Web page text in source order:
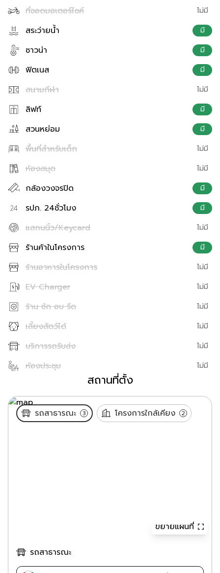
ที่จอดมอเตอร์ไซค์ ไม่มี
สระว่ายน้ำ มี
ซาวน่า มี
ฟิตเนส มี
สนามกีฬา ไม่มี
ลิฟท์ มี
สวนหย่อม มี
พื้นที่สำหรับเด็ก ไม่มี
ห้องสมุด ไม่มี
กล้องวงจรปิด มี
รปภ. 24ชั่วโมง มี
แสกนนิ้ว/Keycard ไม่มี
ร้านค้าในโครงการ มี
ร้านอาหารในโครงการ ไม่มี
EV Charger ไม่มี
ร้าน ซัก อบ รีด ไม่มี
เลี้ยงสัตว์ได้ ไม่มี
บริการรถรับส่ง ไม่มี
ห้องประชุม ไม่มี
สถานที่ตั้ง
ขยายแผนที่
รถสาธารณะ
รถสาธารณะ 3 โครงการใกล้เคียง 2